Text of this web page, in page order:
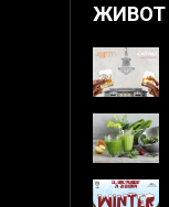
ЖИВОТ